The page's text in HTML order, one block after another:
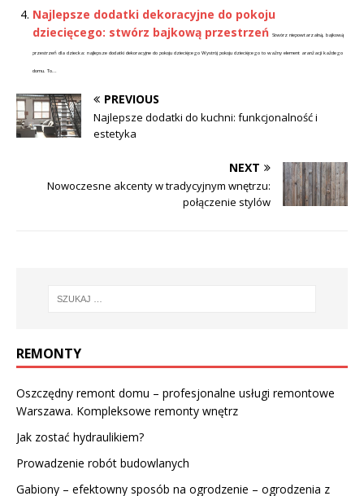
Najlepsze dodatki dekoracyjne do pokoju
dziecięcego: stwórz bajkową przestrzeń Stwórz niepowtarzalną, bajkową
przestrzeń dla dziecka: najlepsze dodatki dekoracyjne do pokoju dziecięcego Wystrój pokoju dziecięcego to ważny element aranżacji każdego
domu. To...
PREVIOUS
Najlepsze dodatki do kuchni: funkcjonalność i
estetyka
NEXT
Nowoczesne akcenty w tradycyjnym wnętrzu:
połączenie stylów
REMONTY
Oszczędny remont domu – profesjonalne usługi remontowe
Warszawa. Kompleksowe remonty wnętrz
Jak zostać hydraulikiem?
Prowadzenie robót budowlanych
Gabiony – efektowny sposób na ogrodzenie – ogrodzenia z